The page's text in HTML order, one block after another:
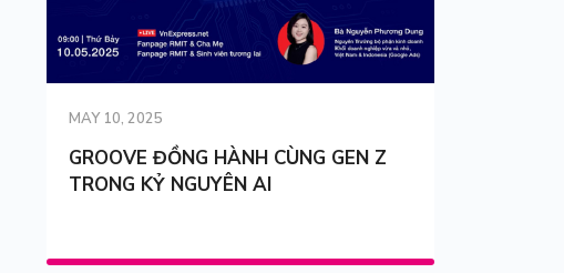
MAY 10, 2025
GROOVE ĐỒNG HÀNH CÙNG GEN Z
TRONG KỶ NGUYÊN AI